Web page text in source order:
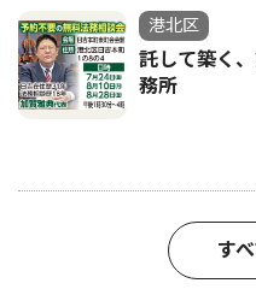
港北区
託して築く
務所
す